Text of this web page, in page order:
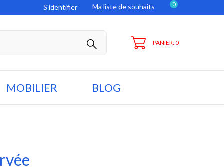
S'identifier Ma liste de souhaits 0
PANIER: 0
MOBILIER BLOG